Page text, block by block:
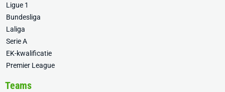
Ligue 1
Bundesliga
Laliga
Serie A
EK-kwalificatie
Premier League
Teams